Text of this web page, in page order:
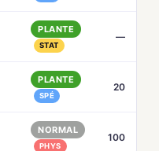
PLANTE
STAT
—
PLANTE
SPÉ
20
NORMAL
PHYS
100